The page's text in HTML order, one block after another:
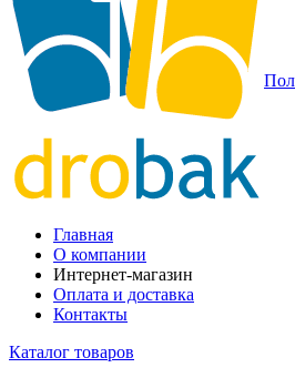
Главная
О компании
Интернет-магазин
Оплата и доставка
Контакты
Каталог товаров